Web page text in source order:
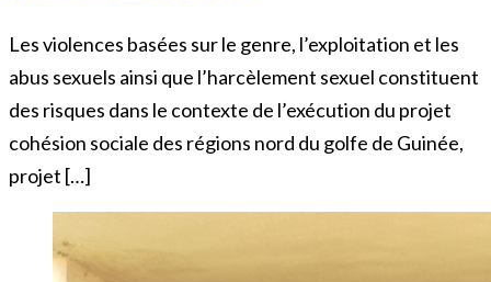
Les violences basées sur le genre, l’exploitation et les
abus sexuels ainsi que l’harcèlement sexuel constituent
des risques dans le contexte de l’exécution du projet
cohésion sociale des régions nord du golfe de Guinée,
projet […]